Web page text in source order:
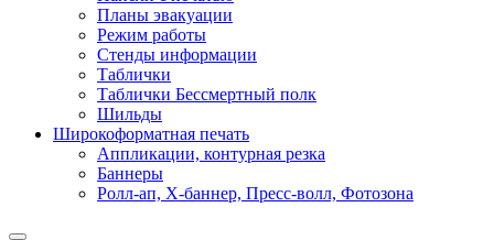
Планы эвакуации
Режим работы
Стенды информации
Таблички
Таблички Бессмертный полк
Шильды
Широкоформатная печать
Аппликации, контурная резка
Баннеры
Ролл-ап, X-баннер, Пресс-волл, Фотозона